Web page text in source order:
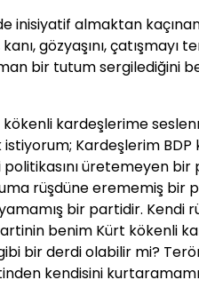
inisiyatif almaktan
gözyaşını, çatışmayı
bir tutum sergilediğini
kardeşlerime
istiyorum; Kardeşlerim BDP
üretemeyen bir
rüşdüne erememiş bir
bir partidir. Kendi
benim Kürt kökenli
bir derdi olabilir mi?
kendisini